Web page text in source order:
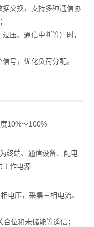
交换，支持多种通信协
压、通信中断等）时，
号，优化负荷分配。
10%～100%
终端、通信设备、配电
工作电源
电压，采集三相电流、
位和未储能等遥信；